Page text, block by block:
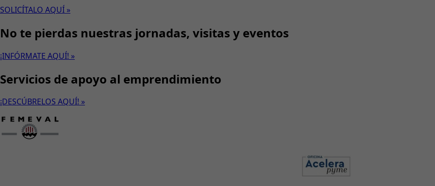
SOLICÍTALO AQUÍ »
No te pierdas nuestras jornadas, visitas y eventos
¡INFÓRMATE AQUÍ! »
Servicios de apoyo al emprendimiento
¡DESCÚBRELOS AQUÍ! »